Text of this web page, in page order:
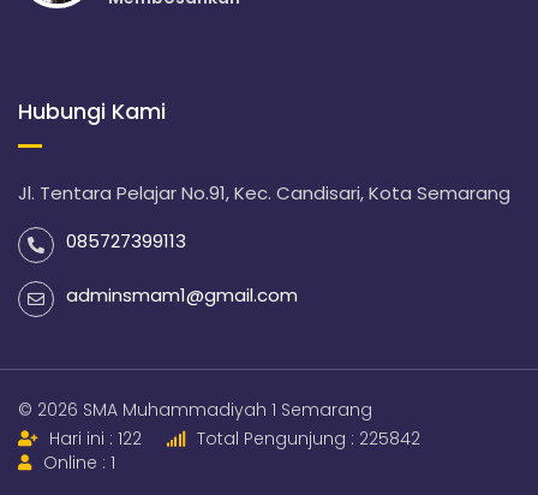
Hubungi Kami
Jl. Tentara Pelajar No.91, Kec. Candisari, Kota Semarang
085727399113
adminsmam1@gmail.com
© 2026 SMA Muhammadiyah 1 Semarang
Hari ini : 122
Total Pengunjung : 225842
Online : 1